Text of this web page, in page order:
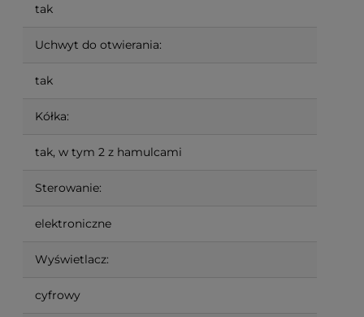
tak
Uchwyt do otwierania:
tak
Kółka:
tak, w tym 2 z hamulcami
Sterowanie:
elektroniczne
Wyświetlacz:
cyfrowy